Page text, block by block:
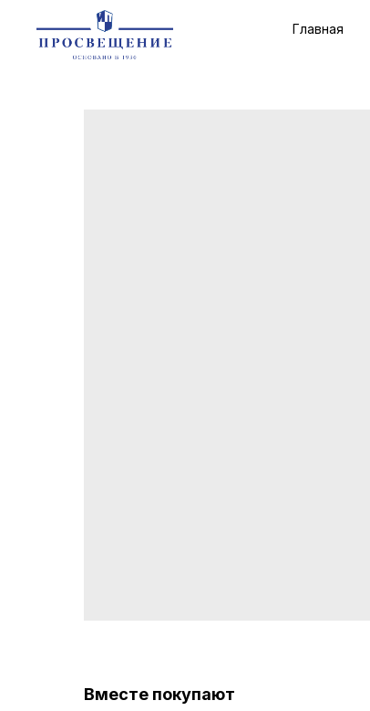
Главная
Вместе покупают